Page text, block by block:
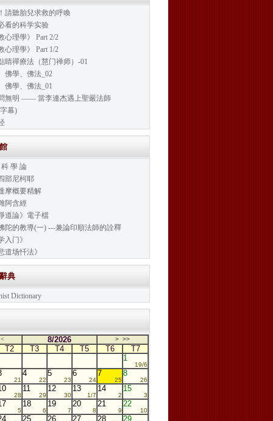
請聽胎兒求救的呼喚
看的科学实验
心理學》 Part 2/2
心理學》 Part 1/2
睛禪療法（慧门禅师）-01
佛學、佛法_02
佛學、佛法_01
無明 —— 當李連杰遇上聖嚴法師
幕)
學 論
部尼柯耶
摩概要精解
阿含經
道論》電子檔
陀的教導(一) ---兼論印順法師的詮釋
入门》
道场忏法》
典
Dictionary
< 8/2026 > >>
T2 T3 T4 T5 T6
T7
1
19/6
21
4
22
5
23
6
24
7
25
8
26
28
11
29
12
30
13
1/7
14
2
15
3
5
18
6
19
7
20
8
21
9
22
10
25 26 27 28 29